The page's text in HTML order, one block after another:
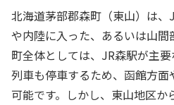
北海道茅部郡森町（東山）は、
や内陸に入った、あるいは山
町全体としては、JR森駅が主
列車も停車するため、函館方
可能です。しかし、東山地区